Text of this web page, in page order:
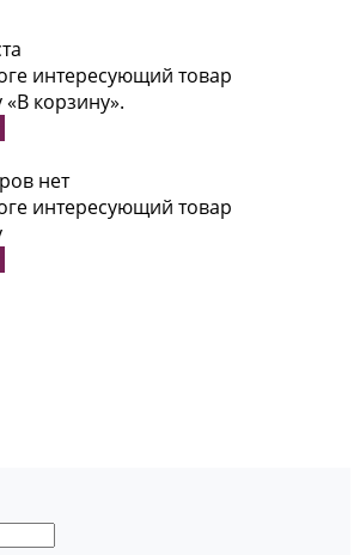
интересующий товар
корзину».
нет
интересующий товар